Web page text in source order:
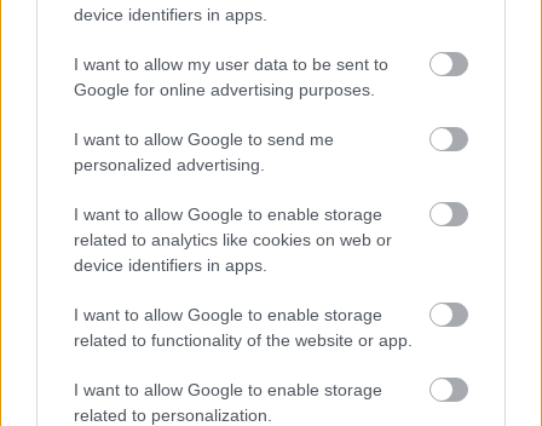
device identifiers in apps.
I want to allow my user data to be sent to
Google for online advertising purposes.
I want to allow Google to send me
personalized advertising.
I want to allow Google to enable storage
related to analytics like cookies on web or
device identifiers in apps.
I want to allow Google to enable storage
related to functionality of the website or app.
I want to allow Google to enable storage
related to personalization.
lakosságszámára is kihat, az egyesület alapítói
közül többen már nem is laknak a településen.
De szó esik a videóban arról is, hogy egy
mutattak ki, hogy egy bicikliutat fehér por fedett,
árasztotta el korábban. Valamint az erre
vonatkozó panaszokat figyelmen kívül hagyó
Szijjártó Péter reagált: hányszor kell még
megmondanom, hogy nem?